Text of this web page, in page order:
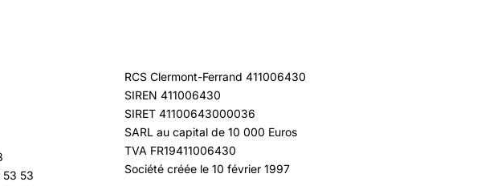
53 53
RCS Clermont-Ferrand 411006430
SIREN 411006430
SIRET 41100643000036
SARL au capital de 10 000 Euros
TVA FR19411006430
Société créée le 10 février 1997